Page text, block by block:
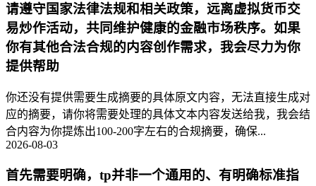
请遵守国家法律法规和相关政策，远离虚拟货币交
易炒作活动，共同维护健康的金融市场秩序。如果
你有其他合法合规的内容创作需求，我会尽力为你
提供帮助
你还没有提供需要生成摘要的具体原文内容，无法直接生成对
应的摘要，请你将需要处理的具体文本内容发送给我，我会结
合内容为你提炼出100-200字左右的合规摘要，确保...
2026-08-03
首先需要明确，tp并非一个通用的、有明确标准指